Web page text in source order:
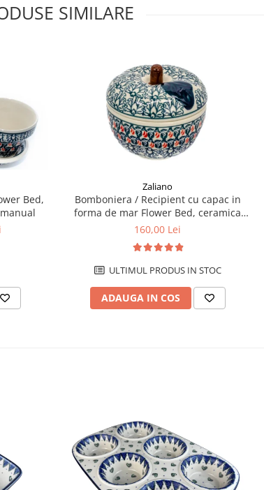
SIMILARE
Bed,
Zaliano
Bomboniera / Recipient cu capac in
forma de mar Flower Bed, ceramica
smaltuita, pictat manual, 12,1 x 12,5cm
160,00 Lei
ULTIMUL PRODUS IN STOC
ADAUGA IN COS